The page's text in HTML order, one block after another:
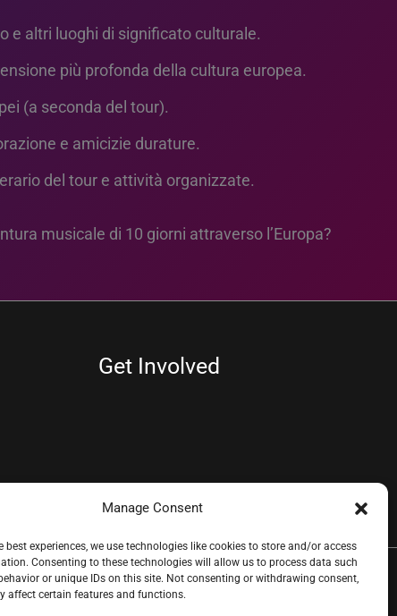
Manage Consent
best experiences, we use technologies like cookies to store and/or access
Consenting to these technologies will allow us to process data such
or unique IDs on this site. Not consenting or withdrawing consent,
affect certain features and functions.
e altri luoghi di significato culturale.
più profonda della cultura europea.
(a seconda del tour).
e amicizie durature.
del tour e attività organizzate.
musicale di 10 giorni attraverso l’Europa?
Get Involved